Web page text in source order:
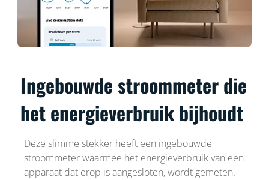
Ingebouwde stroommeter die
het energieverbruik bijhoudt
Deze slimme stekker heeft een ingebouwde
stroommeter waarmee het energieverbruik van een
apparaat dat erop is aangesloten, wordt gemeten.